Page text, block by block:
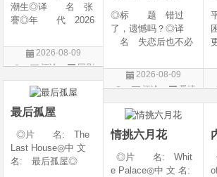
潮生◎译 名 张
謇◎年 代 2026
陆◎类 别 传记
/ 历史 / 古装◎语
上映日期 2026-07-
20(中国大陆)◎
2026-08-09
评论
国剧
◎标 题 错过
了，遗憾吗？◎译
名 失恋后也不必
rself◎年 代 20
26◎产 地 中国
剧 / 爱情◎语
言 汉语普通话◎上
映
2026-08-09
评论
爱情
片
最后孤屋
◎片 名: The
Last House◎中 文
名: 最后孤屋◎
情挑六月花
◎片 名: Whit
e Palace◎中 文 名: